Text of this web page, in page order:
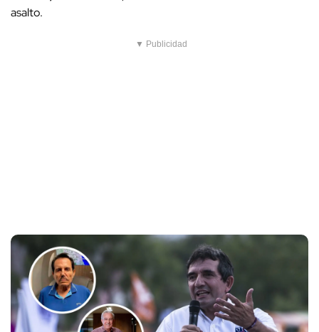
asalto.
▼ Publicidad